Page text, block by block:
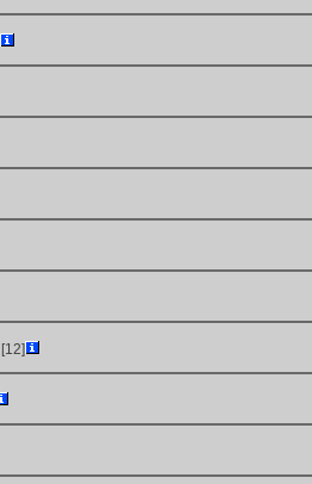
[12]